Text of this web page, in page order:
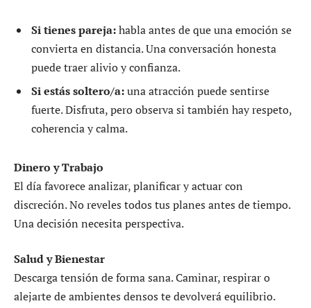
Si tienes pareja:habla antes de que una emoción se
convierta en distancia. Una conversación honesta
puede traer alivio y confianza.
Si estás soltero/a:una atracción puede sentirse
fuerte. Disfruta, pero observa si también hay respeto,
coherencia y calma.
Dinero y Trabajo
El día favorece analizar, planificar y actuar con
discreción. No reveles todos tus planes antes de tiempo.
Una decisión necesita perspectiva.
Salud y Bienestar
Descarga tensión de forma sana. Caminar, respirar o
alejarte de ambientes densos te devolverá equilibrio.